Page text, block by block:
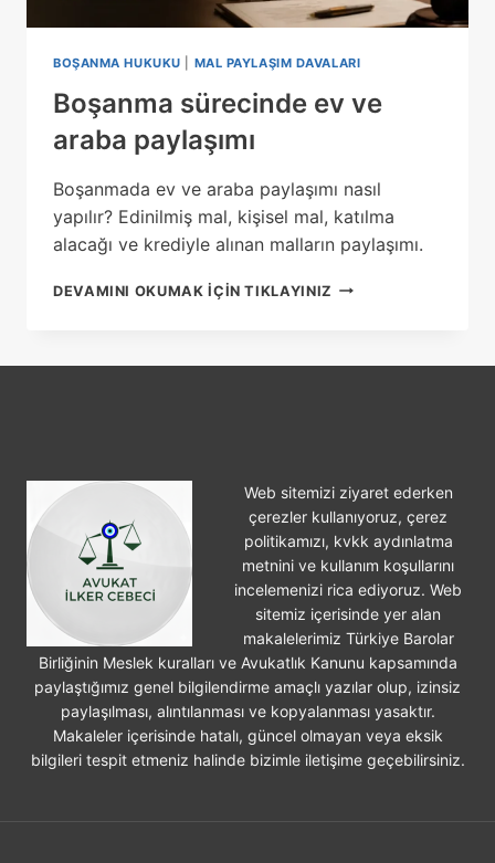
BOŞANMA HUKUKU MAL PAYLAŞIM DAVALARI
Boşanma sürecinde ev ve
araba paylaşımı
Boşanmada ev ve araba paylaşımı nasıl
yapılır? Edinilmiş mal, kişisel mal, katılma
alacağı ve krediyle alınan malların paylaşımı.
DEVAMINI OKUMAK IÇIN TIKLAYINIZ BOŞANMA
Web sitemizi ziyaret ederken
çerezler kullanıyoruz, çerez
politikamızı, kvkk aydınlatma
metnini ve kullanım koşullarını
incelemenizi rica ediyoruz. Web
sitemiz içerisinde yer alan
makalelerimiz Türkiye Barolar
Birliğinin Meslek kuralları ve Avukatlık Kanunu kapsamında
paylaştığımız genel bilgilendirme amaçlı yazılar olup, izinsiz
paylaşılması, alıntılanması ve kopyalanması yasaktır.
Makaleler içerisinde hatalı, güncel olmayan veya eksik
bilgileri tespit etmeniz halinde bizimle iletişime geçebilirsiniz.